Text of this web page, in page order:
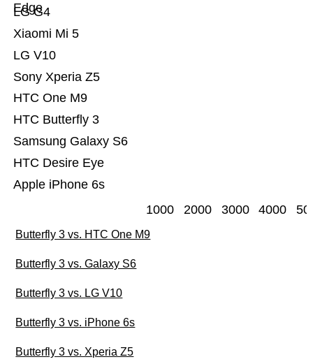
Apple iPhone 6s
HTC Desire Eye
Samsung Galaxy S6
HTC Butterfly 3
HTC One M9
Sony Xperia Z5
LG V10
Xiaomi Mi 5
LG G4
Edge
1000 2000 3000 4000
Butterfly 3 vs. HTC One M9
Butterfly 3 vs. Galaxy S6
Butterfly 3 vs. LG V10
Butterfly 3 vs. iPhone 6s
Butterfly 3 vs. Xperia Z5